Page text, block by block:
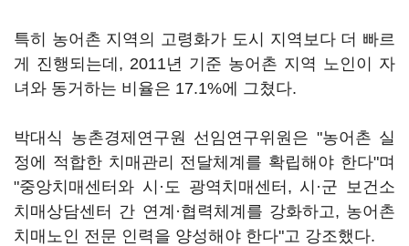
특히 농어촌 지역의 고령화가 도시 지역보다 더 빠르
게 진행되는데, 2011년 기준 농어촌 지역 노인이 자
녀와 동거하는 비율은 17.1%에 그쳤다.
박대식 농촌경제연구원 선임연구위원은 "농어촌 실
정에 적합한 치매관리 전달체계를 확립해야 한다"며
"중앙치매센터와 시·도 광역치매센터, 시·군 보건소
치매상담센터 간 연계·협력체계를 강화하고, 농어촌
치매노인 전문 인력을 양성해야 한다"고 강조했다.